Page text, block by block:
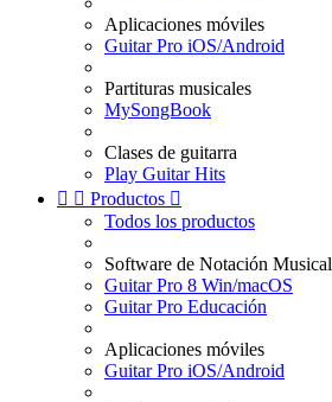
Aplicaciones móviles
Guitar Pro iOS/Android
Partituras musicales
MySongBook
Clases de guitarra
Play Guitar Hits
  Productos 
Todos los productos
Software de Notación Musical
Guitar Pro 8 Win/macOS
Guitar Pro Educación
Aplicaciones móviles
Guitar Pro iOS/Android